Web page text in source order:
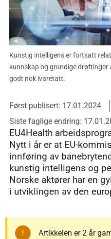
Kunstig intelligens er fortsatt
kunnskap og grundige drøftinger
godt nok ivaretatt.
Først publisert: 17.01.2024
Siste faglige endring:
EU4Health
Nytt i år er at EU-
innføring av
kunstig intelligens og
Norske aktører har en
i utviklingen av den
Artikkelen er 2 år